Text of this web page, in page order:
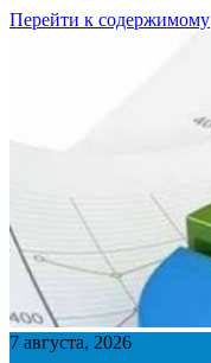
Перейти к содержимому
7 августа, 2026